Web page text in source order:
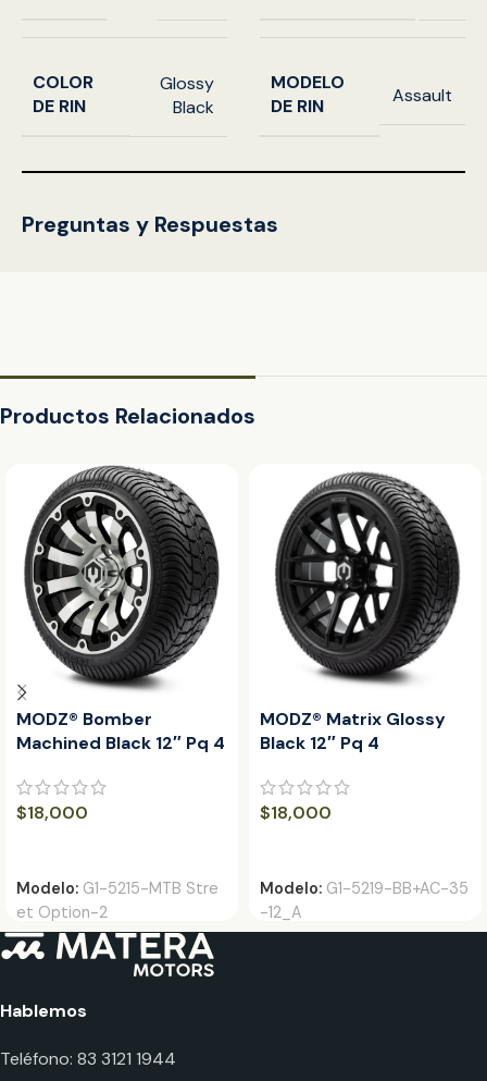
COLOR
DE RIN
Glossy
Black
MODELO
DE RIN
Assault
Preguntas y Respuestas
Productos Relacionados
MODZ® Bomber
Machined Black 12″ Pq 4
$18,000
Modelo: G1-5215-MTB Stre
et Option-2
MODZ® Matrix Glossy
Black 12″ Pq 4
$18,000
Modelo: G1-5219-BB+AC-35
-12_A
Hablemos
Teléfono: 83 3121 1944